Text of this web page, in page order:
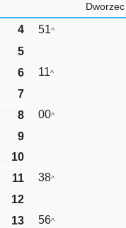
4 51^
5
6
11^
7
8
00^
9
10
11
38^
12
13
56^